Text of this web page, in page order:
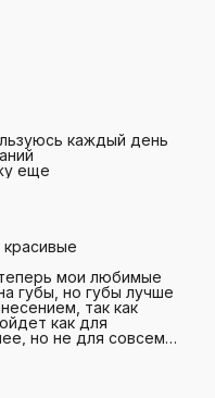
каждый день
еще
мои любимые
губы, но губы лучше
так как
как для
но не для совсем